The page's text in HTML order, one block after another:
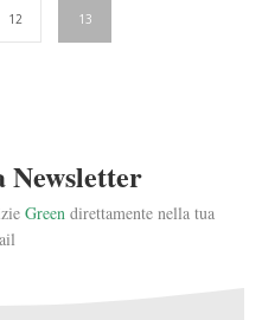
12 13
Greendirettamente nella tua